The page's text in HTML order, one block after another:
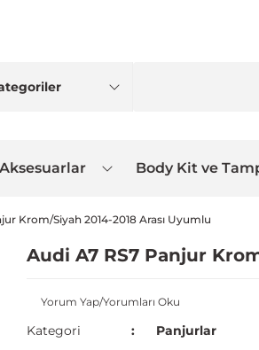
Aksesuarlar Body Kit ve
Krom/Siyah 2014-2018 Arası Uyumlu
Audi A7 RS7 Panjur
Yorum Yap/Yorumları Oku
Kategori Panjurlar